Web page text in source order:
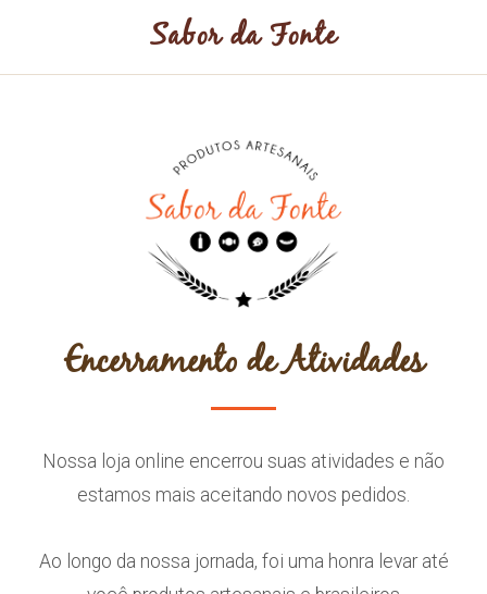
Sabor da Fonte
Encerramento de Atividades
Nossa loja online encerrou suas atividades e não
estamos mais aceitando novos pedidos.
Ao longo da nossa jornada, foi uma honra levar até